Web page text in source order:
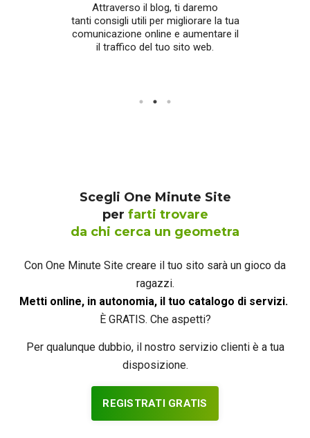
Attraverso il blog, ti daremo
tanti consigli utili per migliorare la tua
comunicazione online e aumentare il
il traffico del tuo sito web.
Scegli One Minute Site
per farti trovare
da chi cerca un geometra
Con One Minute Site creare il tuo sito sarà un gioco da
ragazzi.
Metti online, in autonomia, il tuo catalogo di servizi.
È GRATIS. Che aspetti?
Per qualunque dubbio, il nostro servizio clienti è a tua
disposizione.
REGISTRATI GRATIS